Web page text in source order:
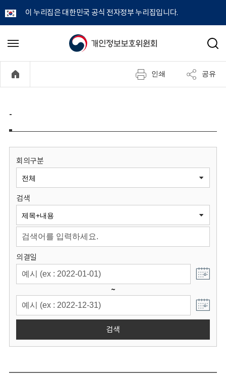
이 누리집은 대한민국 공식 전자정부 누리집입니다.
개
정
보
원
회
메
기
검
인쇄 공유
-
회의구분
검색
의결일
~
검색